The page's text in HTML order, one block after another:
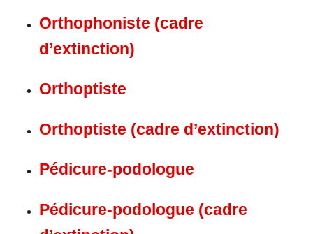
Orthophoniste (cadre
d’extinction)
Orthoptiste
Orthoptiste (cadre d’extinction)
Pédicure-podologue
Pédicure-podologue (cadre